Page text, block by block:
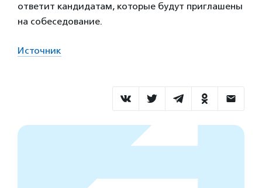
ответит кандидатам, которые будут приглашены
на собеседование.
Источник